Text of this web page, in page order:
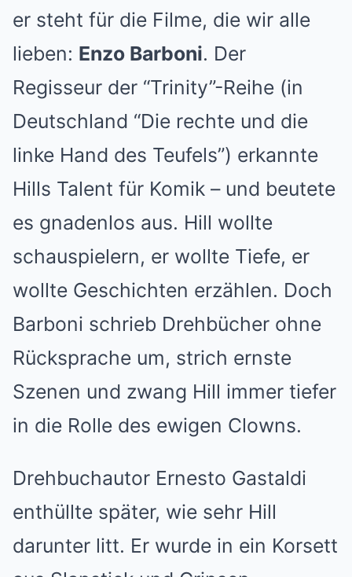
er steht für die Filme, die wir alle
lieben: Enzo Barboni. Der
Regisseur der “Trinity”-Reihe (in
Deutschland “Die rechte und die
linke Hand des Teufels”) erkannte
Hills Talent für Komik – und beutete
es gnadenlos aus. Hill wollte
schauspielern, er wollte Tiefe, er
wollte Geschichten erzählen. Doch
Barboni schrieb Drehbücher ohne
Rücksprache um, strich ernste
Szenen und zwang Hill immer tiefer
in die Rolle des ewigen Clowns.
Drehbuchautor Ernesto Gastaldi
enthüllte später, wie sehr Hill
darunter litt. Er wurde in ein Korsett